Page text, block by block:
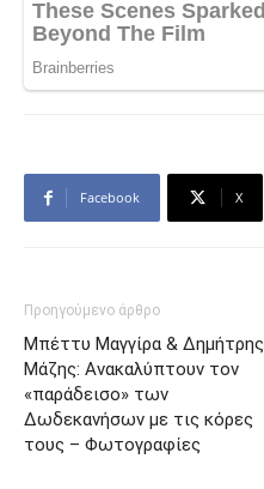
Facebook X
Προηγούμενο άρθρο
Μπέττυ Μαγγίρα & Δημήτρης
Μάζης: Ανακαλύπτουν τον
«παράδεισο» των
Δωδεκανήσων με τις κόρες
τους – Φωτογραφίες